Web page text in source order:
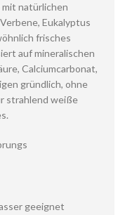
natürlichen
Eukalyptus
frisches
auf mineralischen
Calciumcarbonat,
gründlich, ohne
strahlend weiße
geeignet